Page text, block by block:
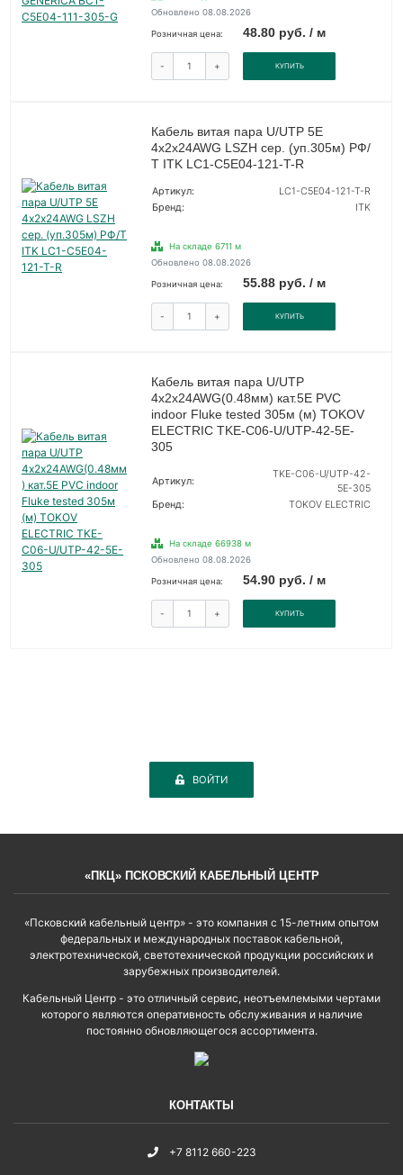
Обновлено 08.08.2026
Розничная цена: 48.80 руб. / м
- + КУПИТЬ
Кабель витая пара U/UTP 5E
4х2х24AWG LSZH сер. (уп.305м) РФ/
Т ITK LC1-C5E04-121-T-R
Артикул:
LC1-C5E04-121-T-R
Бренд:
ITK
На складе 6711 м
Обновлено 08.08.2026
Розничная цена: 55.88 руб. / м
- + КУПИТЬ
Кабель витая пара U/UTP
4х2х24AWG(0.48мм) кат.5E PVC
indoor Fluke tested 305м (м) TOKOV
ELECTRIC TKE-C06-U/UTP-42-5E-
305
Артикул:
TKE-C06-U/UTP-42-
5E-305
Бренд:
TOKOV ELECTRIC
На складе 66938 м
Обновлено 08.08.2026
Розничная цена: 54.90 руб. / м
- + КУПИТЬ
ВОЙТИ
«ПКЦ» ПСКОВСКИЙ КАБЕЛЬНЫЙ ЦЕНТР
«Псковский кабельный центр» - это компания с 15-летним опытом
федеральных и международных поставок кабельной,
электротехнической, светотехнической продукции российских и
зарубежных производителей.
Кабельный Центр - это отличный сервис, неотъемлемыми чертами
которого являются оперативность обслуживания и наличие
постоянно обновляющегося ассортимента.
КОНТАКТЫ
+7 8112 660-223